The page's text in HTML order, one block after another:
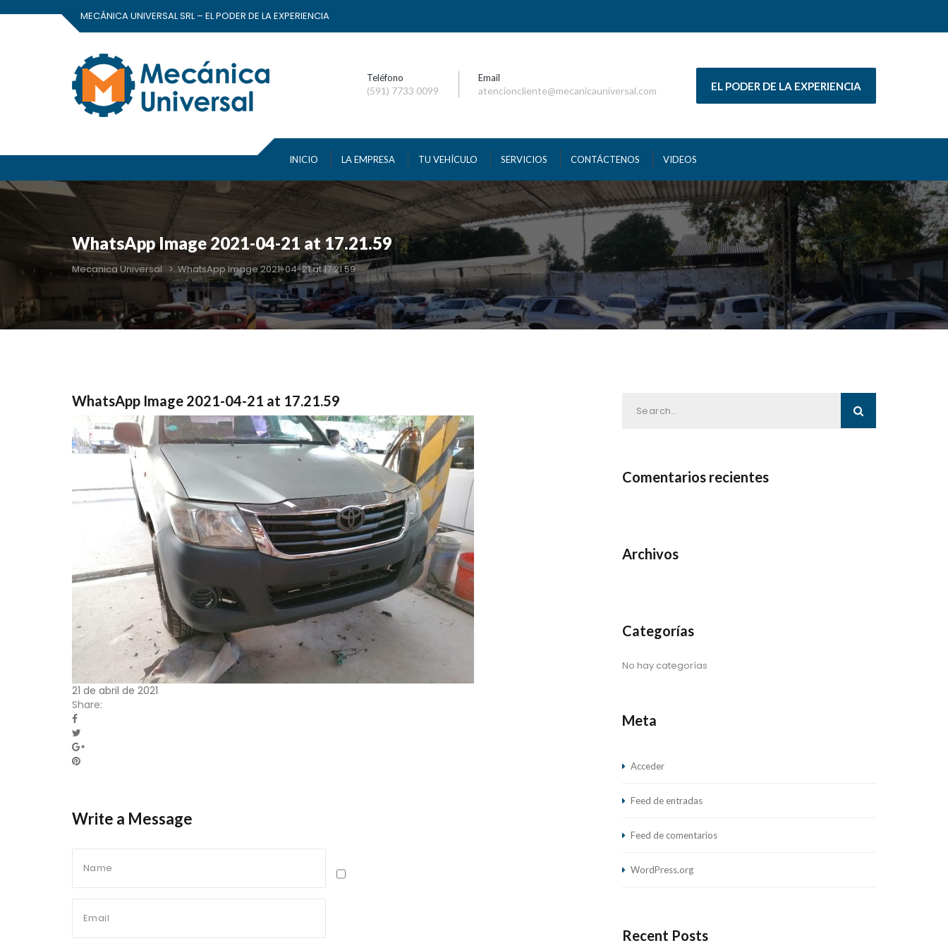
MECÁNICA UNIVERSAL SRL – EL PODER DE LA EXPERIENCIA
Teléfono
(591) 7733 0099
Email
atencioncliente@mecanicauniversal.com EL PODER DE LA EXPERIENCIA
INICIO LA EMPRESA TU VEHÍCULO SERVICIOS CONTÁCTENOS VIDEOS
WhatsApp Image 2021-04-21 at 17.21.59
Mecanica Universal > WhatsApp Image 2021-04-21 at 17.21.59
WhatsApp Image 2021-04-21 at 17.21.59
21 de abril de 2021
Share:
Write a Message
Comentarios recientes
Archivos
Categorías
No hay categorías
Meta
Acceder
Feed de entradas
Feed de comentarios
WordPress.org
Recent Posts